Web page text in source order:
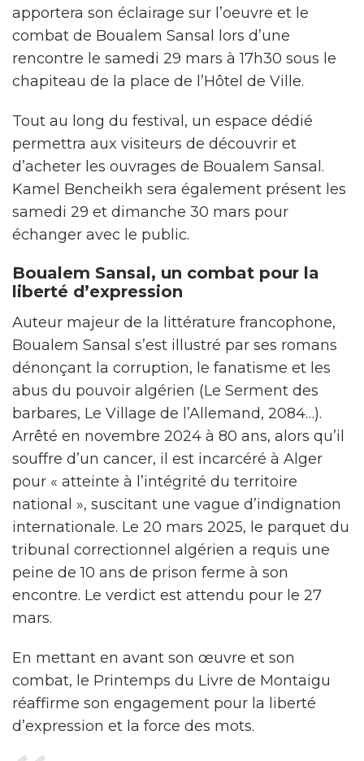
apportera son éclairage sur l’oeuvre et le
combat de Boualem Sansal lors d’une
rencontre le samedi 29 mars à 17h30 sous le
chapiteau de la place de l’Hôtel de Ville.
Tout au long du festival, un espace dédié
permettra aux visiteurs de découvrir et
d’acheter les ouvrages de Boualem Sansal.
Kamel Bencheikh sera également présent les
samedi 29 et dimanche 30 mars pour
échanger avec le public.
Boualem Sansal, un combat pour la
liberté d’expression
Auteur majeur de la littérature francophone,
Boualem Sansal s’est illustré par ses romans
dénonçant la corruption, le fanatisme et les
abus du pouvoir algérien (Le Serment des
barbares, Le Village de l’Allemand, 2084…).
Arrêté en novembre 2024 à 80 ans, alors qu’il
souffre d’un cancer, il est incarcéré à Alger
pour « atteinte à l’intégrité du territoire
national », suscitant une vague d’indignation
internationale. Le 20 mars 2025, le parquet du
tribunal correctionnel algérien a requis une
peine de 10 ans de prison ferme à son
encontre. Le verdict est attendu pour le 27
mars.
En mettant en avant son œuvre et son
combat, le Printemps du Livre de Montaigu
réaffirme son engagement pour la liberté
d’expression et la force des mots.